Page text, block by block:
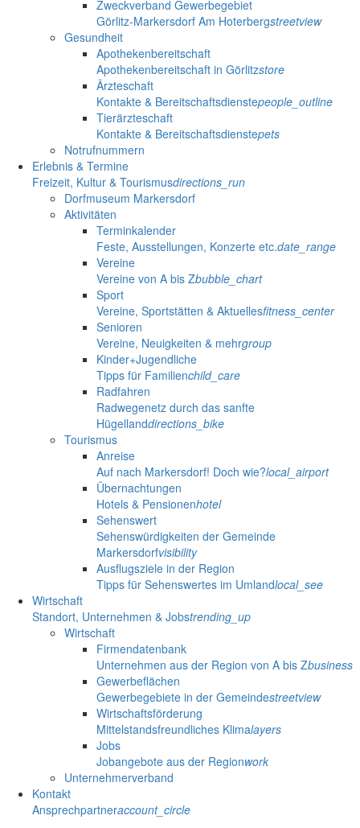
Zweckverband Gewerbegebiet
Görlitz-Markersdorf Am Hoterbergstreetview
Gesundheit
Apothekenbereitschaft
Apothekenbereitschaft in Görlitzstore
Ärzteschaft
Kontakte & Bereitschaftsdienstepeople_outline
Tierärzteschaft
Kontakte & Bereitschaftsdienstepets
Notrufnummern
Erlebnis & Termine
Freizeit, Kultur & Tourismusdirections_run
Dorfmuseum Markersdorf
Aktivitäten
Terminkalender
Feste, Ausstellungen, Konzerte etc.date_range
Vereine
Vereine von A bis Zbubble_chart
Sport
Vereine, Sportstätten & Aktuellesfitness_center
Senioren
Vereine, Neuigkeiten & mehrgroup
Kinder+Jugendliche
Tipps für Familienchild_care
Radfahren
Radwegenetz durch das sanfte
Hügellanddirections_bike
Tourismus
Anreise
Auf nach Markersdorf! Doch wie?local_airport
Übernachtungen
Hotels & Pensionenhotel
Sehenswert
Sehenswürdigkeiten der Gemeinde
Markersdorfvisibility
Ausflugsziele in der Region
Tipps für Sehenswertes im Umlandlocal_see
Wirtschaft
Standort, Unternehmen & Jobstrending_up
Wirtschaft
Firmendatenbank
Unternehmen aus der Region von A bis Zbusiness
Gewerbeflächen
Gewerbegebiete in der Gemeindestreetview
Wirtschaftsförderung
Mittelstandsfreundliches Klimalayers
Jobs
Jobangebote aus der Regionwork
Unternehmerverband
Kontakt
Ansprechpartneraccount_circle